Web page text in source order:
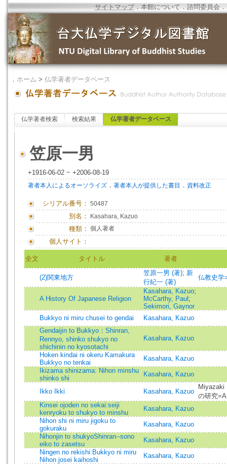
サイトマップ．本館について ．諮問委員会 ．
． ホーム > 仏学著者データベース
仏学著者検索 検索結果 仏学著者データベース
笠原一男
+1916-06-02 ~ +2006-08-19
著者本人によるオーソライズ ． 著者本人が提供した書目 ． 資料改正
シリアル番号： 50487
別名： Kasahara, Kazuo
種類： 個人著者
個人サイト：
全文 タイトル 著者
(2)関東地方
笠原一男 (著); 新
行紀一 (著)
仏教史学
A History Of Japanese Religion
Kasahara, Kazuo;
McCarthy, Paul ;
Sekimori, Gaynor
Bukkyo ni miru chusei to gendai
Kasahara, Kazuo
Gendaijin to Bukkyo：Shinran,
Rennyo, shinko shukyo no
shichinin no kyosotachi
Kasahara, Kazuo
Hoken kindai ni okeru Kamakura
Bukkyo no tenkai
Kasahara, Kazuo
Ikizama shinizama: Nihon minshu
shinko shi
Kasahara, Kazuo
Ikko Ikki Kasahara, Kazuo
Miyazaki
の研究
Kinsei ojoden no sekai:seiji
kenryoku to shukyo to minshu
Kasahara, Kazuo
Nihon shi ni miru jigoku to
gokuraku
Kasahara, Kazuo
Nihonjin to shukyoShinran--sono
eiko to zasetsu
Kasahara, Kazuo
Ningen no rekishi:Bukkyo ni miru
Nihon josei kaihoshi
Kasahara, Kazuo